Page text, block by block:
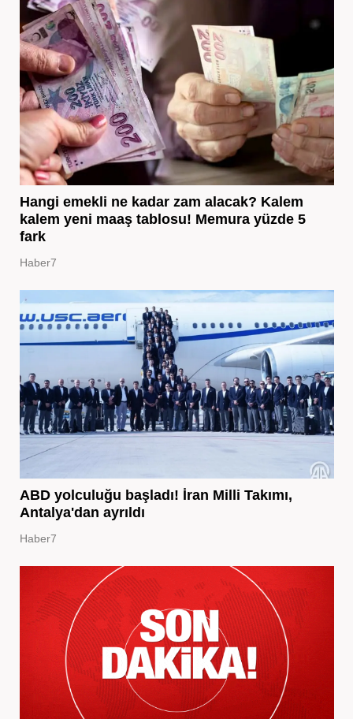
Hangi emekli ne kadar zam alacak? Kalem
kalem yeni maaş tablosu! Memura yüzde 5
fark
Haber7
ABD yolculuğu başladı! İran Milli Takımı,
Antalya'dan ayrıldı
Haber7